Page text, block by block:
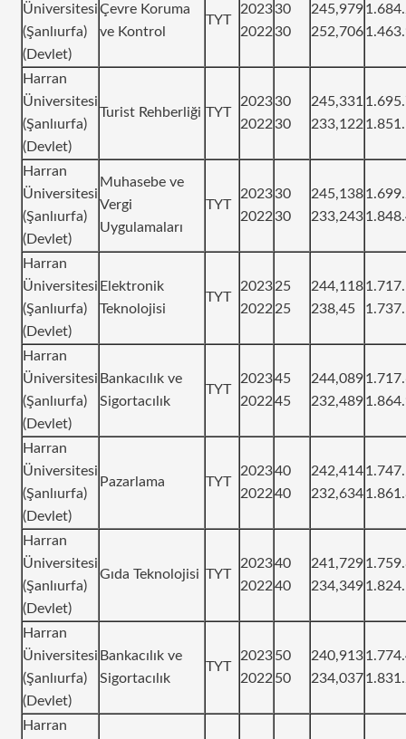
Üniversitesi
(Şanlıurfa)
(Devlet)
Çevre Koruma
ve Kontrol
TYT
2023
2022
30
30
245,979
252,706
Harran
Üniversitesi
(Şanlıurfa)
(Devlet)
Turist Rehberliği TYT
2023
2022
30
30
245,331
233,122
Harran
Üniversitesi
(Şanlıurfa)
(Devlet)
Muhasebe ve
Vergi
Uygulamaları
TYT
2023
2022
30
30
245,138
233,243
Harran
Üniversitesi
(Şanlıurfa)
(Devlet)
Elektronik
Teknolojisi
TYT
2023
2022
25
25
244,118
238,45
Harran
Üniversitesi
(Şanlıurfa)
(Devlet)
Bankacılık ve
Sigortacılık
TYT
2023
2022
45
45
244,089
232,489
Harran
Üniversitesi
(Şanlıurfa)
(Devlet)
Pazarlama TYT
2023
2022
40
40
242,414
232,634
Harran
Üniversitesi
(Şanlıurfa)
(Devlet)
Gıda Teknolojisi TYT
2023
2022
40
40
241,729
234,349
Harran
Üniversitesi
(Şanlıurfa)
(Devlet)
Bankacılık ve
Sigortacılık
TYT
2023
2022
50
50
240,913
234,037
Harran